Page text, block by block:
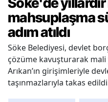
mahsuplaşma
adım atıldı
Söke Belediyesi, devlet
çözüme kavuşturarak
Arıkan’ın girişimleriyle
taşınmazlarıyla takas